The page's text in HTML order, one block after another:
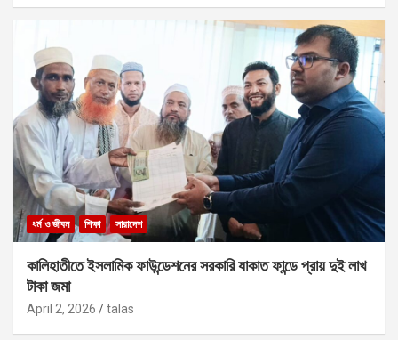
ধর্ম ও জীবন শিক্ষা সারাদেশ
কালিহাতীতে ইসলামিক ফাউন্ডেশনের সরকারি যাকাত ফান্ডে প্রায় দুই লাখ
টাকা জমা
April 2, 2026 talas